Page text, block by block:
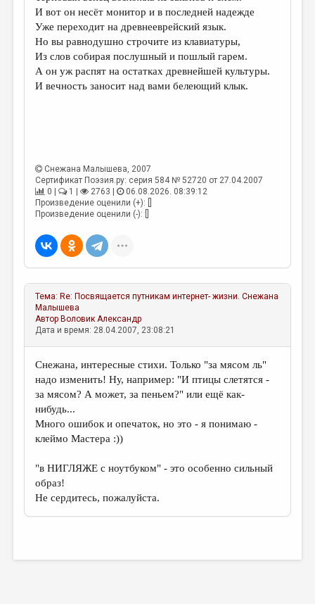
И вот он несёт монитор и в последней надежде
Уже переходит на древнееврейский язык.
Но вы равнодушно строчите из клавиатуры,
Из слов собирая послушный и пошлый гарем.
А он уж распят на остатках древнейшей культуры.
И вечность заносит над вами белеющий клык.
Снежана Малышева, 2007
Сертификат Поэзия.ру: серия 584 № 52720 от 27.04.2007
0 |
1 | 2763 |
06.08.2026. 08:39:12
Произведение оценили (+): []
Произведение оценили (-): []
Тема: Re: Посвящается путникам интернет- жизни. Снежана
Малышева
Автор Воловик Александр
Дата и время: 28.04.2007, 23:08:21
Снежана, интересные стихи. Только "за мясом ль"
надо изменить! Ну, например: "И птицы слетятся -
за мясом? А может, за пеньем?" или ещё как-
нибудь...
Много ошибок и опечаток, но это - я понимаю -
клеймо Мастера :))
"в НИГЛЯЖЕ с ноутбуком" - это особенно сильный
образ!
Не сердитесь, пожалуйста.